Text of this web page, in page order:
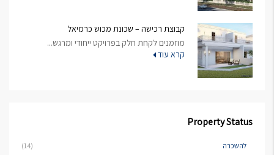
קבוצת רכישה – שכונת מכוש כרמיאל
מוזמנים לקחת חלק בפרויקט ייחודי ומרגש...
קרא עוד
Property Status
להשכרה
(14)